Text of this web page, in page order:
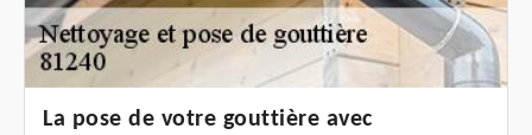
La pose de votre gouttière avec